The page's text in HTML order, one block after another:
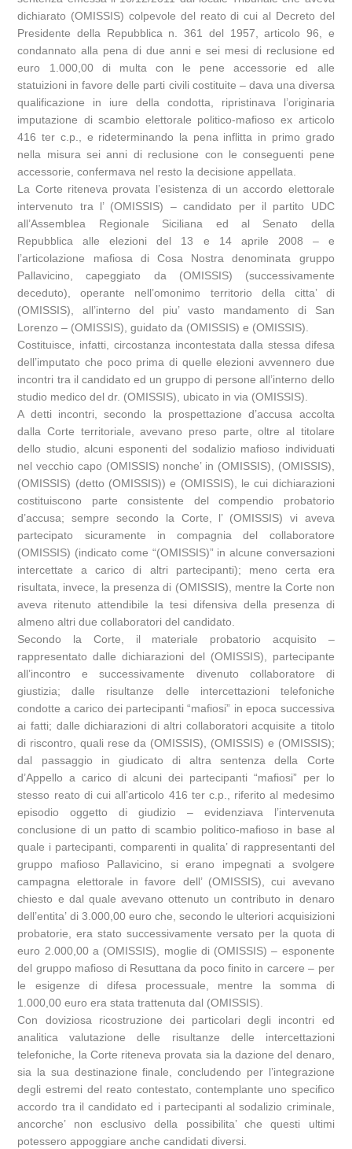
dichiarato (OMISSIS) colpevole del reato di cui al Decreto del
Presidente della Repubblica n. 361 del 1957, articolo 96, e
condannato alla pena di due anni e sei mesi di reclusione ed
euro 1.000,00 di multa con le pene accessorie ed alle
statuizioni in favore delle parti civili costituite – dava una diversa
qualificazione in iure della condotta, ripristinava l’originaria
imputazione di scambio elettorale politico-mafioso ex articolo
416 ter c.p., e rideterminando la pena inflitta in primo grado
nella misura sei anni di reclusione con le conseguenti pene
accessorie, confermava nel resto la decisione appellata.
La Corte riteneva provata l’esistenza di un accordo elettorale
intervenuto tra l’ (OMISSIS) – candidato per il partito UDC
all’Assemblea Regionale Siciliana ed al Senato della
Repubblica alle elezioni del 13 e 14 aprile 2008 – e
l’articolazione mafiosa di Cosa Nostra denominata gruppo
Pallavicino, capeggiato da (OMISSIS) (successivamente
deceduto), operante nell’omonimo territorio della citta’ di
(OMISSIS), all’interno del piu’ vasto mandamento di San
Lorenzo – (OMISSIS), guidato da (OMISSIS) e (OMISSIS).
Costituisce, infatti, circostanza incontestata dalla stessa difesa
dell’imputato che poco prima di quelle elezioni avvennero due
incontri tra il candidato ed un gruppo di persone all’interno dello
studio medico del dr. (OMISSIS), ubicato in via (OMISSIS).
A detti incontri, secondo la prospettazione d’accusa accolta
dalla Corte territoriale, avevano preso parte, oltre al titolare
dello studio, alcuni esponenti del sodalizio mafioso individuati
nel vecchio capo (OMISSIS) nonche’ in (OMISSIS), (OMISSIS),
(OMISSIS) (detto (OMISSIS)) e (OMISSIS), le cui dichiarazioni
costituiscono parte consistente del compendio probatorio
d’accusa; sempre secondo la Corte, l’ (OMISSIS) vi aveva
partecipato sicuramente in compagnia del collaboratore
(OMISSIS) (indicato come “(OMISSIS)” in alcune conversazioni
intercettate a carico di altri partecipanti); meno certa era
risultata, invece, la presenza di (OMISSIS), mentre la Corte non
aveva ritenuto attendibile la tesi difensiva della presenza di
almeno altri due collaboratori del candidato.
Secondo la Corte, il materiale probatorio acquisito –
rappresentato dalle dichiarazioni del (OMISSIS), partecipante
all’incontro e successivamente divenuto collaboratore di
giustizia; dalle risultanze delle intercettazioni telefoniche
condotte a carico dei partecipanti “mafiosi” in epoca successiva
ai fatti; dalle dichiarazioni di altri collaboratori acquisite a titolo
di riscontro, quali rese da (OMISSIS), (OMISSIS) e (OMISSIS);
dal passaggio in giudicato di altra sentenza della Corte
d’Appello a carico di alcuni dei partecipanti “mafiosi” per lo
stesso reato di cui all’articolo 416 ter c.p., riferito al medesimo
episodio oggetto di giudizio – evidenziava l’intervenuta
conclusione di un patto di scambio politico-mafioso in base al
quale i partecipanti, comparenti in qualita’ di rappresentanti del
gruppo mafioso Pallavicino, si erano impegnati a svolgere
campagna elettorale in favore dell’ (OMISSIS), cui avevano
chiesto e dal quale avevano ottenuto un contributo in denaro
dell’entita’ di 3.000,00 euro che, secondo le ulteriori acquisizioni
probatorie, era stato successivamente versato per la quota di
euro 2.000,00 a (OMISSIS), moglie di (OMISSIS) – esponente
del gruppo mafioso di Resuttana da poco finito in carcere – per
le esigenze di difesa processuale, mentre la somma di
1.000,00 euro era stata trattenuta dal (OMISSIS).
Con doviziosa ricostruzione dei particolari degli incontri ed
analitica valutazione delle risultanze delle intercettazioni
telefoniche, la Corte riteneva provata sia la dazione del denaro,
sia la sua destinazione finale, concludendo per l’integrazione
degli estremi del reato contestato, contemplante uno specifico
accordo tra il candidato ed i partecipanti al sodalizio criminale,
ancorche’ non esclusivo della possibilita’ che questi ultimi
potessero appoggiare anche candidati diversi.